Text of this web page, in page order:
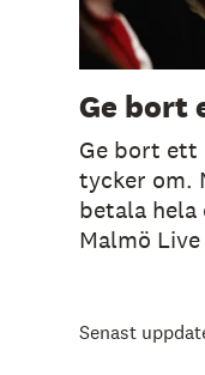
Ge bort
Ge bort ett
tycker om.
betala
Malmö
Senast